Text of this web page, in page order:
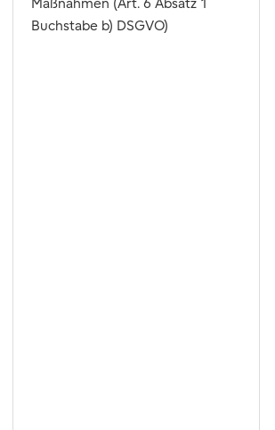
Maßnahmen (Art. 6 Absatz 1
Buchstabe b) DSGVO)